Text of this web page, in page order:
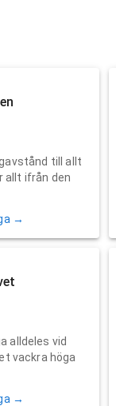
till allt
allt ifrån den
→
alldeles vid
vackra höga
→